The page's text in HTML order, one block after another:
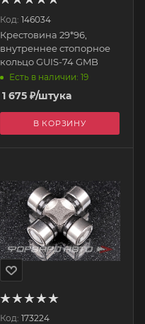
Код: 146034
Крестовина 29*96,
внутреннее стопорное
кольцо GUIS-74 GMB
Есть в наличии: 19
1 675₽/штука
В КОРЗИНУ
Код: 173224